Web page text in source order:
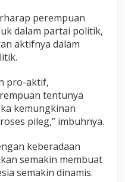
perempuan
dalam partai politik,
aktifnya dalam
pro-aktif,
tentunya
kemungkinan
pileg,” imbuhnya.
keberadaan
semakin membuat
semakin dinamis.